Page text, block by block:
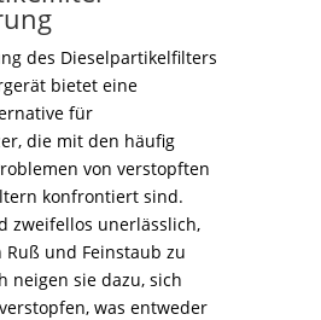
des Dieselpartikelfilters
bietet eine
für
die mit den häufig
von verstopften
konfrontiert sind.
zweifellos unerlässlich,
Ruß und Feinstaub zu
neigen sie dazu, sich
was entweder